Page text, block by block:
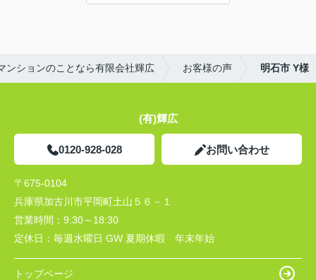
ンションのことなら有限会社輝広 お客様の声 明石市 Y様
(有)輝広
0120-928-028 お問い合わせ
〒675-0104
兵庫県加古川市平岡町土山５６－１
営業時間： 9:30～18:30
定休日： 毎週水曜日 GW 夏期休暇 年末年始
トップページ